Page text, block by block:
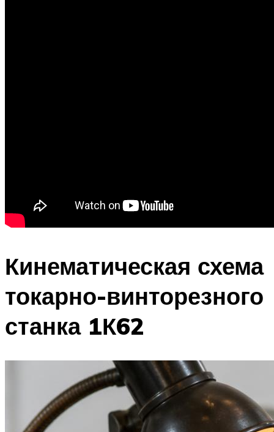
Кинематическая схема
токарно-винторезного
станка 1К62